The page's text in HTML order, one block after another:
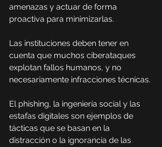
amenazas y actuar de forma
proactiva para minimizarlas.
Las instituciones deben tener en
cuenta que muchos ciberataques
explotan fallos humanos, y no
necesariamente infracciones técnicas.
El phishing, la ingeniería social y las
estafas digitales son ejemplos de
tácticas que se basan en la
distracción o la ignorancia de las